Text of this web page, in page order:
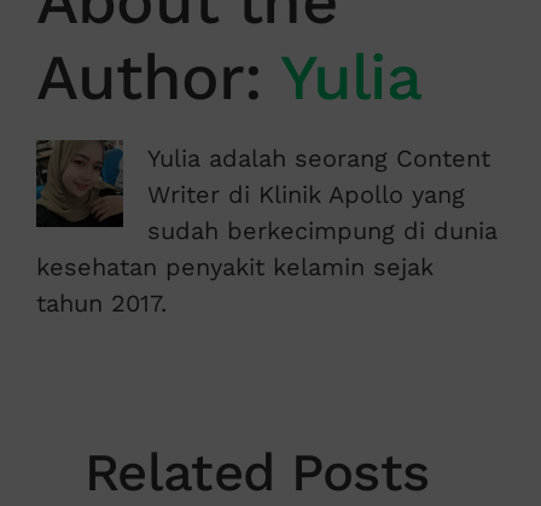
Author: Yulia
Yulia adalah seorang Content
Writer di Klinik Apollo yang
sudah berkecimpung di dunia
kesehatan penyakit kelamin sejak
tahun 2017.
Related Posts